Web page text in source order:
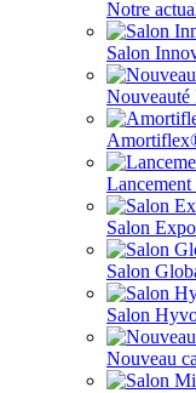
Notre
Salon
Salon
Salon
Salon
Nouveau